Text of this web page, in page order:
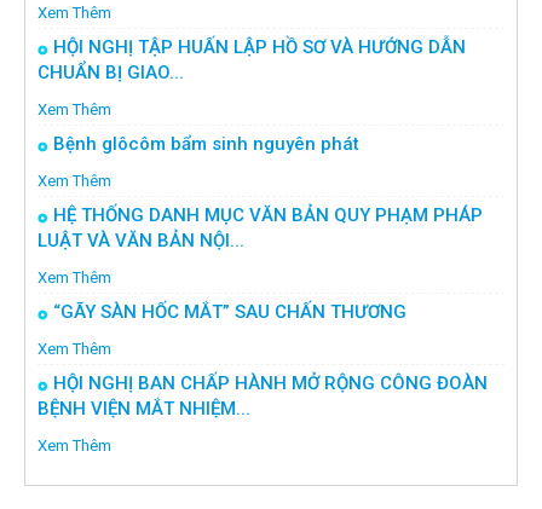
Xem Thêm
HỘI NGHỊ TẬP HUẤN LẬP HỒ SƠ VÀ HƯỚNG DẪN
CHUẨN BỊ GIAO...
Xem Thêm
Bệnh glôcôm bẩm sinh nguyên phát
Xem Thêm
HỆ THỐNG DANH MỤC VĂN BẢN QUY PHẠM PHÁP
LUẬT VÀ VĂN BẢN NỘI...
Xem Thêm
“GÃY SÀN HỐC MẮT” SAU CHẤN THƯƠNG
Xem Thêm
HỘI NGHỊ BAN CHẤP HÀNH MỞ RỘNG CÔNG ĐOÀN
BỆNH VIỆN MẮT NHIỆM...
Xem Thêm